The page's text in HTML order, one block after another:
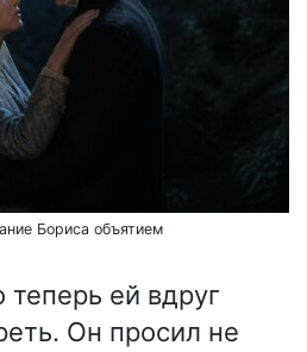
Бориса объятием
теперь ей вдруг
Он просил не